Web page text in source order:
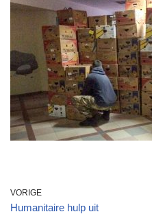
VORIGE
Humanitaire hulp uit